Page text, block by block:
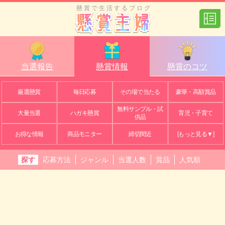
懸賞で生活するブログ
当選報告 懸賞情報 懸賞のコツ
厳選懸賞 毎日応募 その場で当たる 豪華・高額賞品
大量当選 ハガキ懸賞
無料サンプル・試
供品
育児・子育て
お得な情報 商品モニター 締切間近 [もっと見る▼]
探す 応募方法 ジャンル 当選人数 賞品 人気順